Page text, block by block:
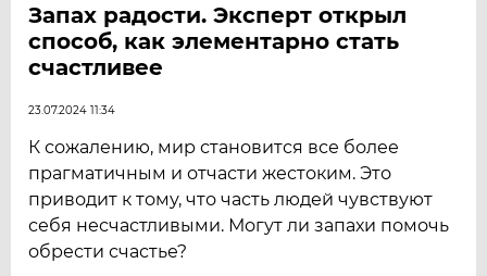
Запах радости. Эксперт открыл
способ, как элементарно стать
счастливее
23.07.2024 11:34
К сожалению, мир становится все более
прагматичным и отчасти жестоким. Это
приводит к тому, что часть людей чувствуют
себя несчастливыми. Могут ли запахи помочь
обрести счастье?